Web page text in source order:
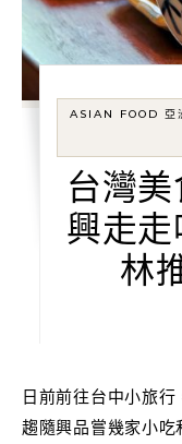
ASIAN FOOD 亞
台灣
興走
林
日前前往台中小旅
趨隨興品嘗幾家小